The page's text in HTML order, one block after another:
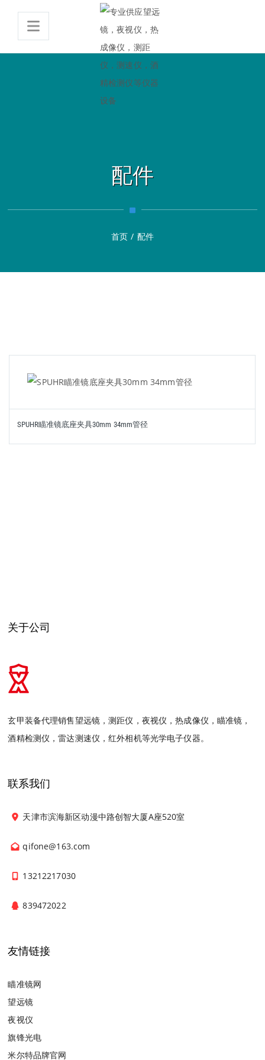
配件
首页 / 配件
SPUHR瞄准镜底座夹具30mm 34mm管径
关于公司
玄甲装备代理销售望远镜，测距仪，夜视仪，热成像仪，瞄准镜，
酒精检测仪，雷达测速仪，红外相机等光学电子仪器。
联系我们
天津市滨海新区动漫中路创智大厦A座520室
qifone@163.com
13212217030
839472022
友情链接
瞄准镜网
望远镜
夜视仪
旗锋光电
米尔特品牌官网